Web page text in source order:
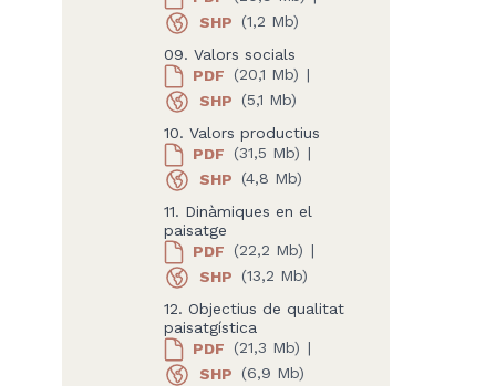
SHP
(1,2 Mb)
09. Valors socials
PDF
(20,1 Mb) |
SHP
(5,1 Mb)
10. Valors productius
PDF
(31,5 Mb) |
SHP
(4,8 Mb)
11. Dinàmiques en el
paisatge
PDF
(22,2 Mb) |
SHP
(13,2 Mb)
12. Objectius de qualitat
paisatgística
PDF
(21,3 Mb) |
SHP
(6,9 Mb)